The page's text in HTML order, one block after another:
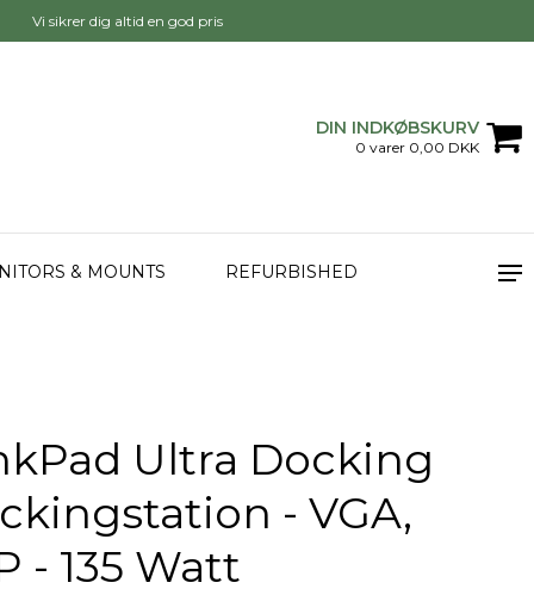
Vi sikrer dig altid en god pris
DIN INDKØBSKURV
0 varer 0,00 DKK
& MOUNTS REFURBISHED
Ultra Docking
- VGA,
- 135 Watt